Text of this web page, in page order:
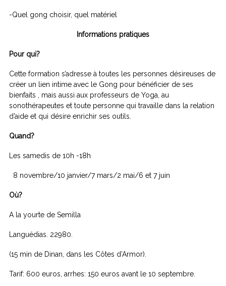
-Quel gong choisir, quel matériel
Informations pratiques
Pour qui?
Cette formation s’adresse à toutes les personnes désireuses de
créer un lien intime avec le Gong pour bénéficier de ses
bienfaits , mais aussi aux professeurs de Yoga, au
sonothérapeutes et toute personne qui travaille dans la relation
d’aide et qui désire enrichir ses outils.
Quand?
Les samedis de 10h -18h
8 novembre/10 janvier/7 mars/2 mai/6 et 7 juin
Où?
A la yourte de Semilla
Languédias. 22980.
(15 min de Dinan, dans les Côtes d’Armor).
Tarif: 600 euros, arrhes: 150 euros avant le 10 septembre.